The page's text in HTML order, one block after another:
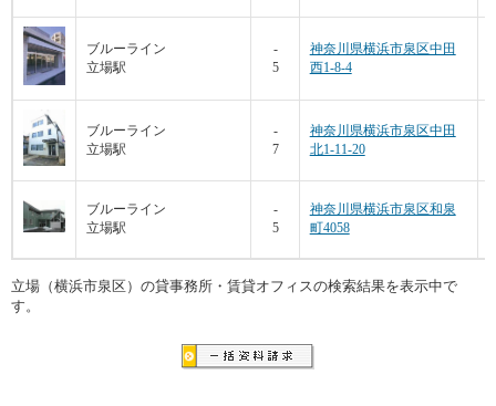
ブルーライン
立場駅
-
5
神奈川県横浜市泉区中田
西1-8-4
ブルーライン
立場駅
-
7
神奈川県横浜市泉区中田
北1-11-20
ブルーライン
立場駅
-
5
神奈川県横浜市泉区和泉
町4058
立場（横浜市泉区）の貸事務所・賃貸オフィスの検索結果を表示中で
す。